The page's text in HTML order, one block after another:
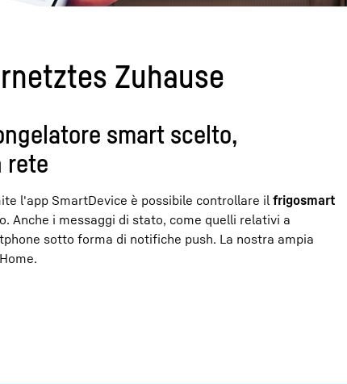
Carriera in Liebherr
Zuhause
smart scelto,
rete
l'app SmartDevice è possibile controllare il frigosmart
Anche i messaggi di stato, come quelli relativi a
sotto forma di notifiche push. La nostra ampia